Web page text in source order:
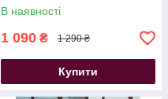
В наявності
1 090 ₴ 1 290 ₴
Купити